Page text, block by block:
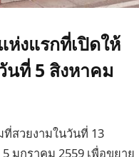
ห่งแรกที่เปิดให้
นที่ 5 สิงหาคม
สวยงามในวันที่ 13
มกราคม 2559 เพื่อขยาย